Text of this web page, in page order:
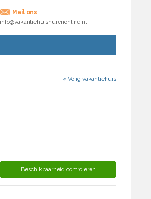
Mail ons
info@vakantiehuishurenonline.nl
« Vorig vakantiehuis
Beschikbaarheid controleren